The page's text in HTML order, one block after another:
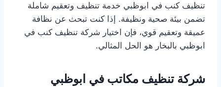
تنظيف كنب في ابوظبي خدمة تنظيف وتعقيم شاملة
تضمن بيئة صحية ونظيفة. إذا كنت تبحث عن نظافة
عميقة وتعقيم قوي، فإن اختيار شركة تنظيف كنب في
ابوظبي بالبخار هو الحل المثالي.
شركة تنظيف مكاتب في ابوظبي